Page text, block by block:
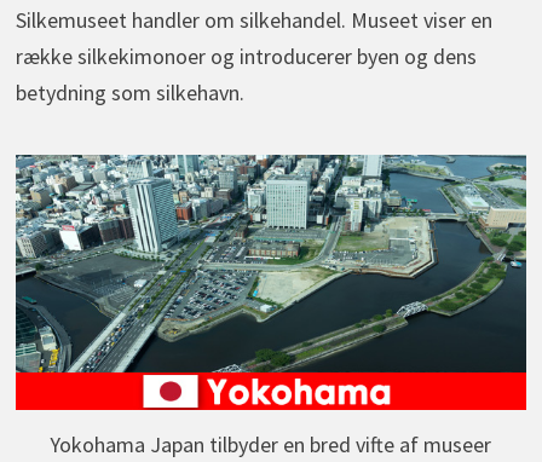
Silkemuseet handler om silkehandel. Museet viser en
række silkekimonoer og introducerer byen og dens
betydning som silkehavn.
Yokohama Japan tilbyder en bred vifte af museer